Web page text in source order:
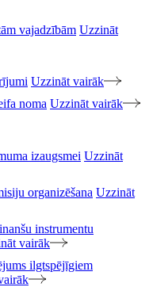
vajadzībām Uzzināt
Uzzināt vairāk
noma Uzzināt vairāk
izaugsmei Uzzināt
organizēšana Uzzināt
instrumentu
vairāk
ilgtspējīgiem